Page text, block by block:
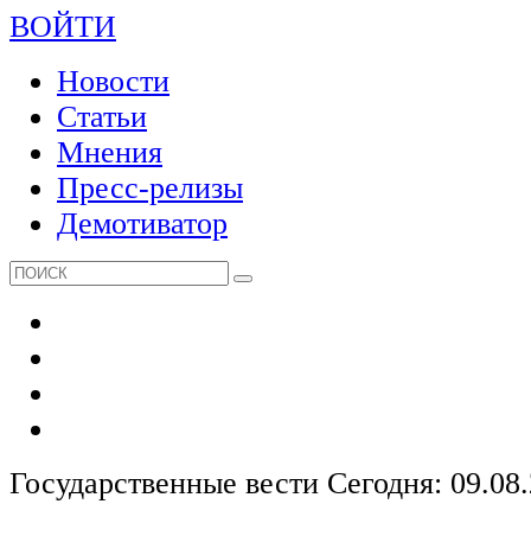
ВОЙТИ
Новости
Статьи
Мнения
Пресс-релизы
Демотиватор
Государственные вести Сегодня: